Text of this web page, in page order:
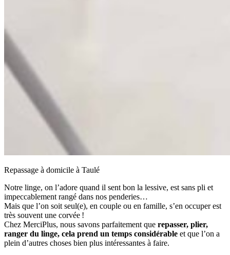
Repassage à domicile à Taulé
Notre linge, on l’adore quand il sent bon la lessive, est sans pli et
impeccablement rangé dans nos penderies…
Mais que l’on soit seul(e), en couple ou en famille, s’en occuper est
très souvent une corvée !
Chez MerciPlus, nous savons parfaitement que repasser, plier,
ranger du linge, cela prend un temps considérable et que l’on a
plein d’autres choses bien plus intéressantes à faire.